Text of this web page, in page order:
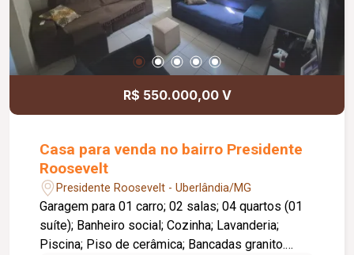
R$ 550.000,00 V
Casa para venda no bairro Presidente
Roosevelt
Presidente Roosevelt - Uberlândia/MG
Garagem para 01 carro; 02 salas; 04 quartos (01
suíte); Banheiro social; Cozinha; Lavanderia;
Piscina; Piso de cerâmica; Bancadas granito.